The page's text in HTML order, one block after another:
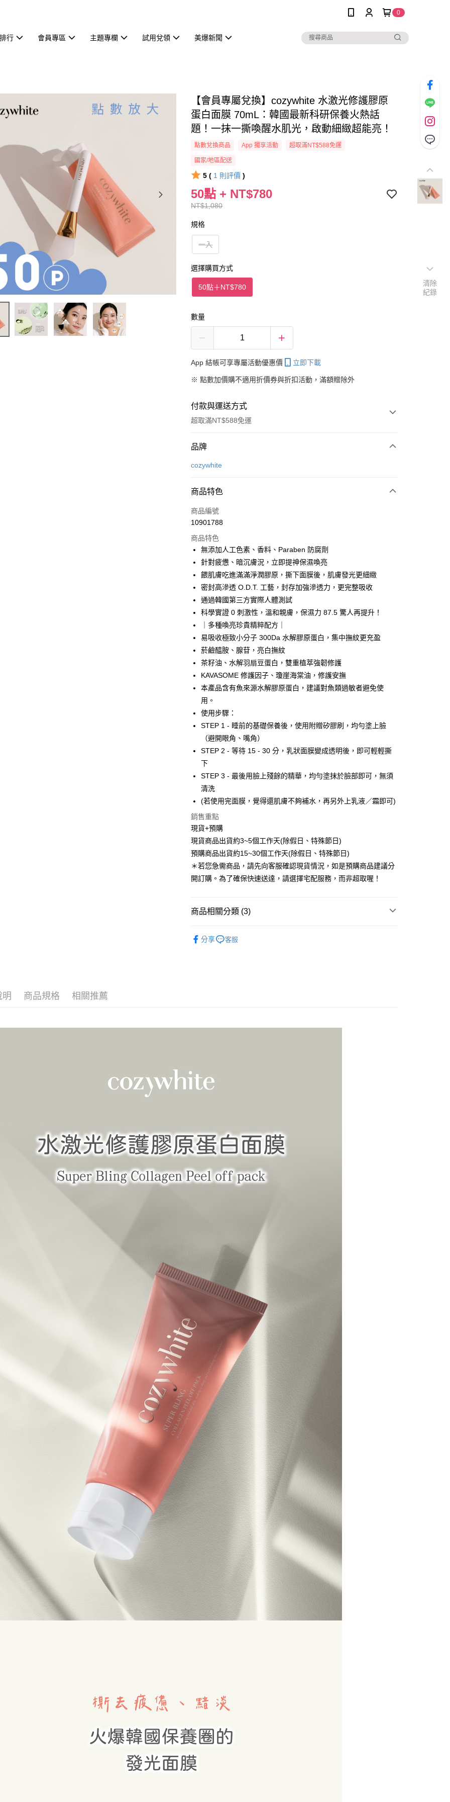
0
行 會員專區 主題專欄 試用兌領 美爆新聞
【會員專屬兌換】cozywhite 水激光修護膠原
蛋白面膜 70mL：韓國最新科研保養火熱話
題！一抹一撕喚醒水肌光，啟動細緻超能亮！
點數兌換商品 App 獨享活動 超取滿NT$588免運
國家/地區配送
5 ( 1 則評價 )
NT$1,080
50點 + NT$780
規格
一入
選擇購買方式
50點＋NT$780
數量
App 結帳可享專屬活動優惠價 立即下載
※點數加價購不適用折價券與折扣活動，滿額贈除外
付款與運送方式
超取滿NT$588免運
付款方式
信用卡一次付款
合作金庫商業銀行
華南商業銀行
上海商業儲蓄銀行
國泰世華商業銀行
兆豐國際商業銀行
臺灣中小企業銀行
台中商業銀行
聯邦商業銀行
遠東國際商業銀行
元大商業銀行
永豐商業銀行
玉山商業銀行
台新國際商業銀行
中國信託商業銀行
台灣樂天信用卡公司
超商取貨付款
LINE Pay
Apple Pay
悠遊付
Google Pay
全盈+PAY
大哥付你分期
相關說明
【大哥付你分期使用說明】
1.本服務由台灣大哥大提供，台灣大哥大用戶可立即使用無須另外申請。
流程，驗證手機門號後，選擇欲分期的期數、繳款截止日，確認付款後即
完成交易。
3.實際核准額度、可分期數及費用金額請依後續交易確認頁面所載為準。
4.訂單成立30分鐘內，如未前往確認交易或遇審核未通過，訂單將自動取
消。如遇「轉專審核」未通過狀況，表示未達大哥付你分期系統評分，恕
無法說明評估內容。
【繳款方式說明】
1.分期款項不併入電信帳單，「大哥付你分期」於每月結算日後寄送繳費提
醒簡訊。
2.透過簡訊連結打開帳單後，可選擇「超商條碼／台灣大直營門市／銀行轉
【注意事項】
1.本服務係由「台灣大哥大股份有限公司」（以下簡稱本公司）所提供，讓
用戶於交易時，得透過本服務購買商品或服務，並由商店將買賣／分期付
款買賣價金債權讓與本公司後，依約使用本公司帳單繳交帳款。
2.基於同意付款使用「大哥付你分期」之契約關係目的，商店將以您的個人
資料（包含姓名、電話或地址）提供予台灣大哥大進項蒐集、處理及利
用，由本公司與您本人進行分期帳單所需資料之確認、核對及更正。
3.完整用戶服務條款，請詳閱以下連結：https://oppay.tw/userRule
ATM付款
運送方式
全家取貨付款
每筆NT$80，滿NT$588(含以上)免運費
付款後全家取貨
每筆NT$80，滿NT$588(含以上)免運費
萊爾富取貨付款
每筆NT$80，滿NT$888(含以上)免運費
付款後萊爾富取貨
每筆NT$80，滿NT$888(含以上)免運費
7-11取貨付款
每筆NT$80，滿NT$888(含以上)免運費
付款後7-11取貨
每筆NT$80，滿NT$888(含以上)免運費
離島
品牌
cozywhite
商品特色
商品編號
10901788
商品特色
無添加人工色素、香料、Paraben 防腐劑
針對疲憊、暗沉膚況，立即提神保濕喚亮
餵肌膚吃進滿滿淨潤膠原，撕下面膜後，肌膚發光更細緻
密封高滲透 O.D.T. 工藝，封存加強滲透力，更完整吸收
通過韓國第三方實際人體測試
科學實證 0 刺激性，溫和親膚，保濕力 87.5 驚人再提升！
｜多種喚亮珍貴精粹配方｜
易吸收極致小分子 300Da 水解膠原蛋白，集中撫紋更充盈
菸鹼醯胺、腺苷，亮白撫紋
茶籽油、水解羽扇豆蛋白，雙重植萃強韌修護
KAVASOME 修護因子、瓊崖海棠油，修護安撫
本產品含有魚來源水解膠原蛋白，建議對魚類過敏者避免使
用。
使用步驟：
STEP 1 - 睡前的基礎保養後，使用附贈矽膠刷，均勻塗上臉
（避開眼角、嘴角）
STEP 2 - 等待 15 - 30 分，乳狀面膜變成透明後，即可輕輕撕
下
STEP 3 - 最後用臉上殘餘的精華，均勻塗抹於臉部即可，無須
清洗
(若使用完面膜，覺得還肌膚不夠補水，再另外上乳液／霜即可)
銷售重點
現貨+預購
現貨商品出貨約3~5個工作天(除假日、特殊節日)
預購商品出貨約15~30個工作天(除假日、特殊節日)
＊若您急需商品，請先向客服確認現貨情況，如是預購商品建議分
開訂購。為了確保快速送達，請選擇宅配服務，而非超取喔！
商品相關分類 (3)
分享 客服
明 商品規格 相關推薦
清除
紀錄